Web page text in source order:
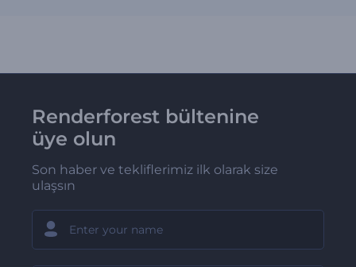
Renderforest bültenine
üye olun
Son haber ve tekliflerimiz ilk olarak size
ulaşsın